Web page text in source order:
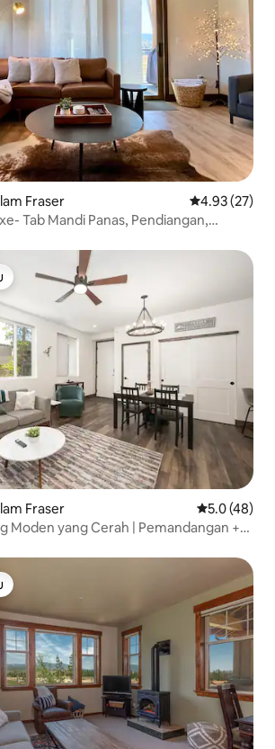
Fraser Penarafan
4.93 (27)
Tab Mandi Panas, Pendiangan,
Fraser Penarafan
5.0 (48)
Moden yang Cerah | Pemandangan +